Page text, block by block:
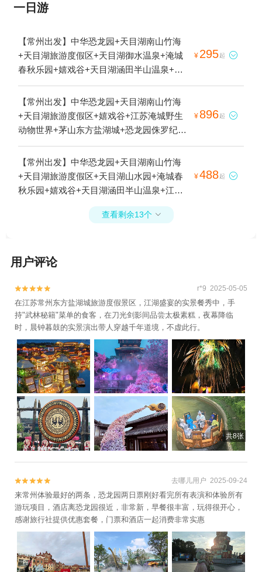
一日游
【常州出发】中华恐龙园+天目湖南山竹海
+天目湖旅游度假区+天目湖御水温泉+淹城
春秋乐园+嬉戏谷+天目湖涵田半山温泉+江
苏淹城野生动物世界+茅山东方盐湖城+茅山
森林世界+江苏省金坛茅山旅游度假区+茅山
道温泉1日游
¥ 295起 
【常州出发】中华恐龙园+天目湖南山竹海
+天目湖旅游度假区+嬉戏谷+江苏淹城野生
动物世界+茅山东方盐湖城+恐龙园侏罗纪水
世界+中华恐龙园旅游度假区1日游
¥ 896起 
【常州出发】中华恐龙园+天目湖南山竹海
+天目湖旅游度假区+天目湖山水园+淹城春
秋乐园+嬉戏谷+天目湖涵田半山温泉+江苏
淹城野生动物世界+茅山东方盐湖城+龙凤谷
景区+茅山森林世界+恐龙园侏罗纪水世界
¥488起 
查看剩余13个 
用户评论

 r*9 2025-05-05
在江苏常州东方盐湖城旅游度假景区，江湖盛宴的实景餐秀中，手
持"武林秘籍"菜单的食客，在刀光剑影间品尝太极素糕，夜幕降临
时，晨钟暮鼓的实景演出带人穿越千年道境，不虚此行。
共8张

 去哪儿用户 2025-09-24
来常州体验最好的两条，恐龙园两日票刚好看完所有表演和体验所有
游玩项目，酒店离恐龙园很近，非常新，早餐很丰富，玩得很开心，
感谢旅行社提供优惠套餐，门票和酒店一起消费非常实惠